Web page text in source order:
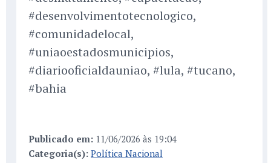
#desenvolvimentotecnologico,
#comunidadelocal,
#uniaoestadosmunicipios,
#diariooficialdauniao, #lula, #tucano,
#bahia
Publicado em: 11/06/2026 às 19:04
Categoria(s): Política Nacional